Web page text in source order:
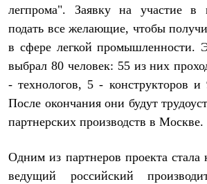
Брюки
Софтшелл одежда
Куртки
Брюки
Флисовая одежда
Куртки
Брюки
Жилеты
Теплое термобелье
Легкое термобелье
Лёгкая одежда
Футболки
легпрома". Заявку на участие в
подать все желающие, чтобы
в сфере легкой промышленности.
выбрал 80 человек: 55 из них
- технологов, 5 - конструкторов
После окончания они будут
партнерских производств в Москве.
Одним из партнеров проекта
ведущий российский